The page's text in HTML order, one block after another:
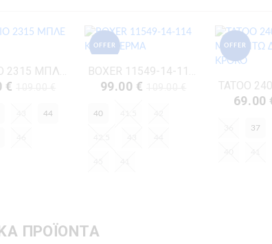
ANTONIO 2315 ΜΠΛΕ ΔΕΡΜΑ
€
44
OFFER
BOXER 11549-14-114 ΚΑΦΕ ΔΕΡΜΑ
99.00 €
40
OFFER
69.00
37
ΠΡΟΪΟΝΤΑ